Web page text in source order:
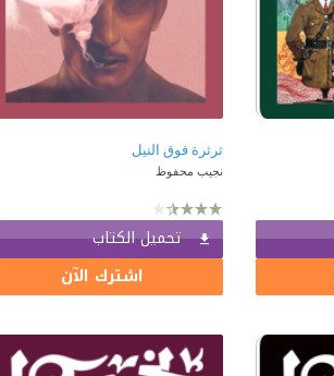
ثرثرة فوق النيل
نجيب محفوظ
تحميل الكتاب
اشترك الآن